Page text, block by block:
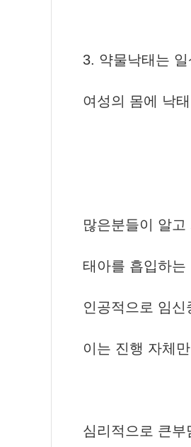
3. 약물낙태는
여성의 몸에 낙
많은분들이 알
태아를 흡입하
인공적으로 임
이는 진행 자체
심리적으로 큰